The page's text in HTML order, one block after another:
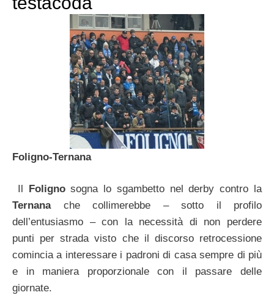
Foligno-Ternana
Il Folignosogna lo sgambetto nel derby contro la
Ternanache collimerebbe – sotto il profilo
dell’entusiasmo – con la necessità di non perdere
punti per strada visto che il discorso retrocessione
comincia a interessare i padroni di casa sempre di più
e in maniera proporzionale con il passare delle
giornate.